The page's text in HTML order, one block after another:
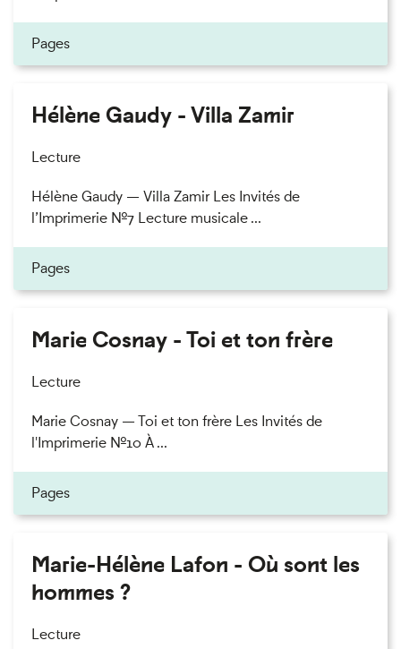
Pages
Hélène Gaudy - Villa Zamir
Lecture
Hélène Gaudy — Villa Zamir Les Invités de
l’Imprimerie n°7 Lecture musicale ...
Pages
Marie Cosnay - Toi et ton frère
Lecture
Marie Cosnay — Toi et ton frère Les Invités de
l'Imprimerie n°10 À ...
Pages
Marie-Hélène Lafon - Où sont les
hommes ?
Lecture